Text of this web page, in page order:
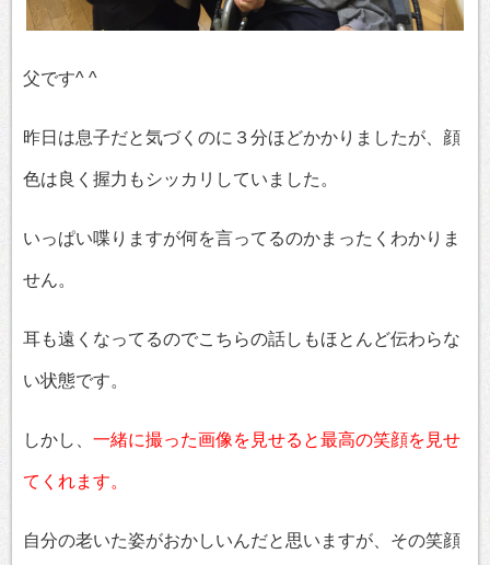
父です^ ^
昨日は息子だと気づくのに３分ほどかかりましたが、顔
色は良く握力もシッカリしていました。
いっぱい喋りますが何を言ってるのかまったくわかりま
せん。
耳も遠くなってるのでこちらの話しもほとんど伝わらな
い状態です。
しかし、 一緒に撮った画像を見せると最高の笑顔を見せ
てくれます。
自分の老いた姿がおかしいんだと思いますが、その笑顔